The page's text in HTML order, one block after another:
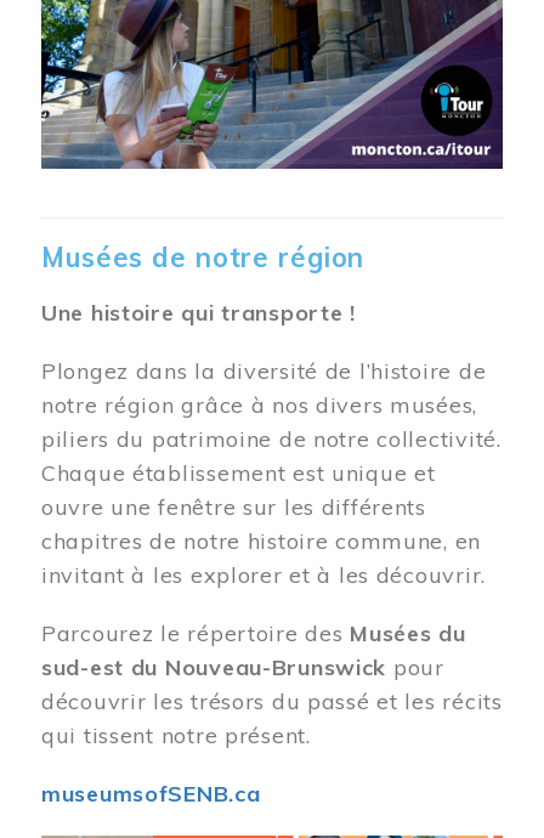
Musées de notre région
Une histoire qui transporte !
Plongez dans la diversité de l’histoire de
notre région grâce à nos divers musées,
piliers du patrimoine de notre collectivité.
Chaque établissement est unique et
ouvre une fenêtre sur les différents
chapitres de notre histoire commune, en
invitant à les explorer et à les découvrir.
Parcourez le répertoire des Musées du
sud-est du Nouveau-Brunswick pour
découvrir les trésors du passé et les récits
qui tissent notre présent.
museumsofSENB.ca